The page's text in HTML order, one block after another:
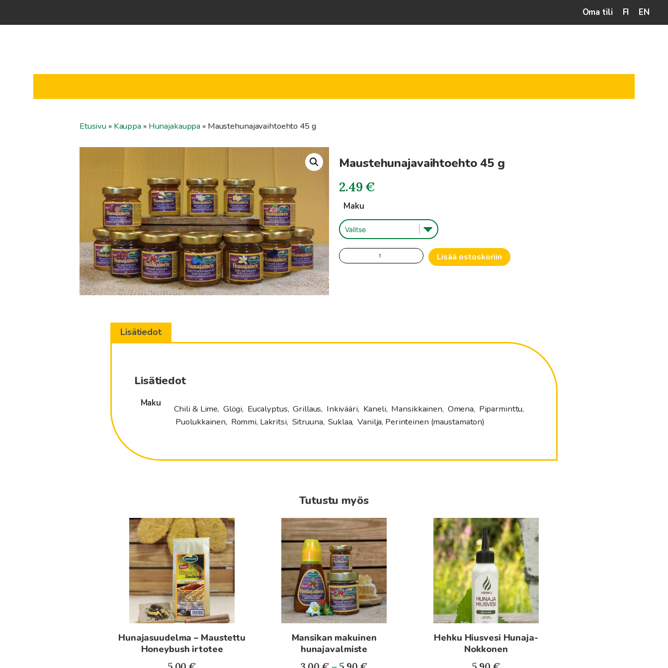
Oma tili FI EN
Etusivu » Kauppa » Hunajakauppa » Maustehunajavaihtoehto 45 g
Maustehunajavaihtoehto 45 g
2.49€
Maku
Maustehunajavaihtoehto
45
Lisää ostoskoriin
Lisätiedot
Lisätiedot
Maku
Chili & Lime, Glögi, Eucalyptus, Grillaus, Inkivääri, Kaneli, Mansikkainen, Omena, Piparminttu,
Puolukkainen, Rommi, Lakritsi, Sitruuna, Suklaa, Vanilja, Perinteinen (maustamaton)
Tutustu myös
Hunajasuudelma – Maustettu
Honeybush irtotee
Mansikan makuinen
hunajavalmiste
Tällä
tuotteella
useampi
muunnelma.
Voit
tehdä
valinnat
tuotteen
Hehku Hiusvesi Hunaja-
Nokkonen